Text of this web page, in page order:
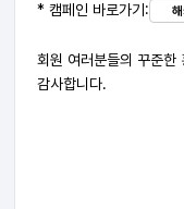
* 캠페인 바로가기:
회원 여러분들의 꾸준한
감사합니다.